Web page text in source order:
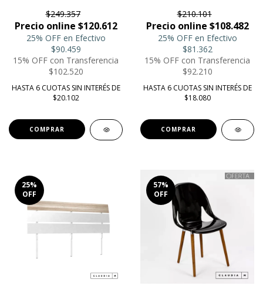
$249.357
Precio online $120.612
25% OFF en Efectivo
$90.459
15% OFF con Transferencia
$102.520
HASTA 6 CUOTAS SIN INTERÉS DE
$20.102
COMPRAR
$210.101
Precio online $108.482
25% OFF en Efectivo
$81.362
15% OFF con Transferencia
$92.210
HASTA 6 CUOTAS SIN INTERÉS DE
$18.080
COMPRAR
25%
OFF
57%
OFF